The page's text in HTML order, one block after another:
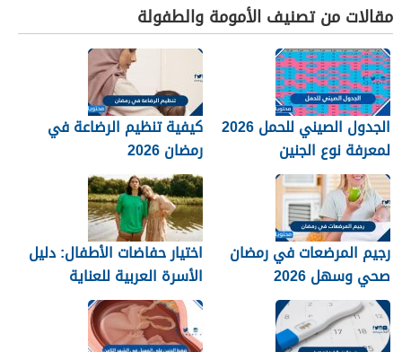
مقالات من تصنيف الأمومة والطفولة
الجدول الصيني للحمل 2026
لمعرفة نوع الجنين
كيفية تنظيم الرضاعة في
رمضان 2026
رجيم المرضعات في رمضان
صحي وسهل 2026
اختيار حفاضات الأطفال: دليل
الأسرة العربية للعناية
والراحة